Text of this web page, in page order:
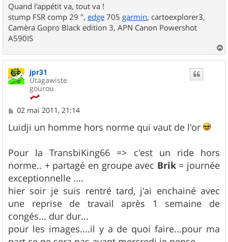
Quand l'appétit va, tout va !
stump FSR comp 29 ", edge 705 garmin, cartoexplorer3,
Camèra Gopro Black edition 3, APN Canon Powershot
A590IS
a
jpr31
Utagawiste
gourou
M
s
s
g
e
02 mai 2011, 21:14
Luidji un homme hors norme qui vaut de l'or
Pour la TransbiKing66 => c'est un ride hors
norme.. + partagé en groupe avec Brik= journée
exceptionnelle ....
hier soir je suis rentré tard, j'ai enchainé avec
une reprise de travail après 1 semaine de
congés... dur dur...
pour les images....il y a de quoi faire...pour ma